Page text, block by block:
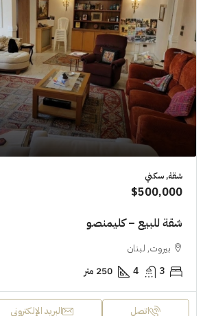
شقة, سكني
$500,000
شقة للبيع – كليمنصو
بيروت, لبنان
3
4 250 متر
اتصل البريد الإلكتروني